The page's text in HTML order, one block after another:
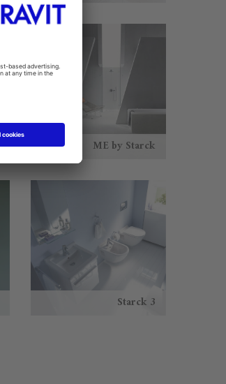
ME by Starck
Starck 3